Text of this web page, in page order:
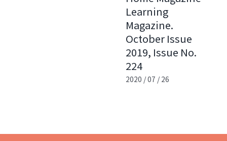
Learning
Magazine.
October Issue
2019, Issue No.
224
2020 / 07 / 26